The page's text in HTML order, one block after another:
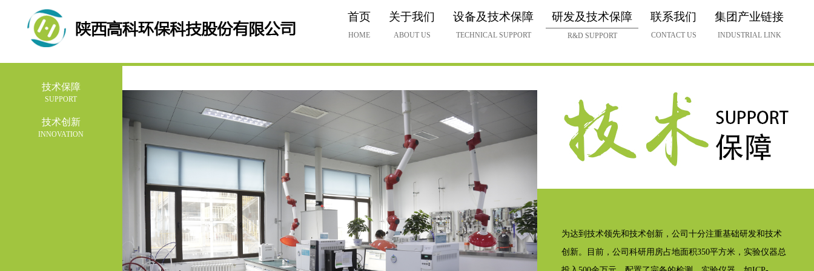
首页
HOME
关于我们
ABOUT US
设备及技术保障
TECHNICAL SUPPORT
研发及技术保障
R&D SUPPORT
联系我们
CONTACT US
集团产业链接
INDUSTRIAL LINK
技术保障
SUPPORT
技术创新
INNOVATION
为达到技术领先和技术创新，公司十分注重基础研发和技术
创新。目前，公司科研用房占地面积350平方米，实验仪器总